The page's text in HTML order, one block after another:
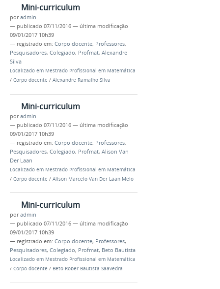
Mini-curriculum
poradmin
— publicado 07/11/2016 — última modificação
09/01/2017 10h39
— registrado em: Corpo docente, Professores,
Pesquisadores, Colegiado, Profmat, Alexandre
Silva
Localizado em Mestrado Profissional em Matemática
/ Corpo docente / Alexandre Ramalho Silva
Mini-curriculum
poradmin
— publicado 07/11/2016 — última modificação
09/01/2017 10h39
— registrado em: Corpo docente, Professores,
Pesquisadores, Colegiado, Profmat, Alison Van
Der Laan
Localizado em Mestrado Profissional em Matemática
/ Corpo docente / Alison Marcelo Van Der Laan Melo
Mini-curriculum
poradmin
— publicado 07/11/2016 — última modificação
09/01/2017 10h39
— registrado em: Corpo docente, Professores,
Pesquisadores, Colegiado, Profmat, Beto Bautista
Localizado em Mestrado Profissional em Matemática
/ Corpo docente / Beto Rober Bautista Saavedra